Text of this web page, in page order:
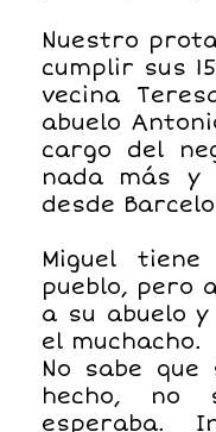
Nuestro
cumplir sus
vecina
abuelo
cargo del
nada más y
desde
Miguel
pueblo, pero
a su abuelo
el muchacho.
No sabe
hecho, no
esperaba.